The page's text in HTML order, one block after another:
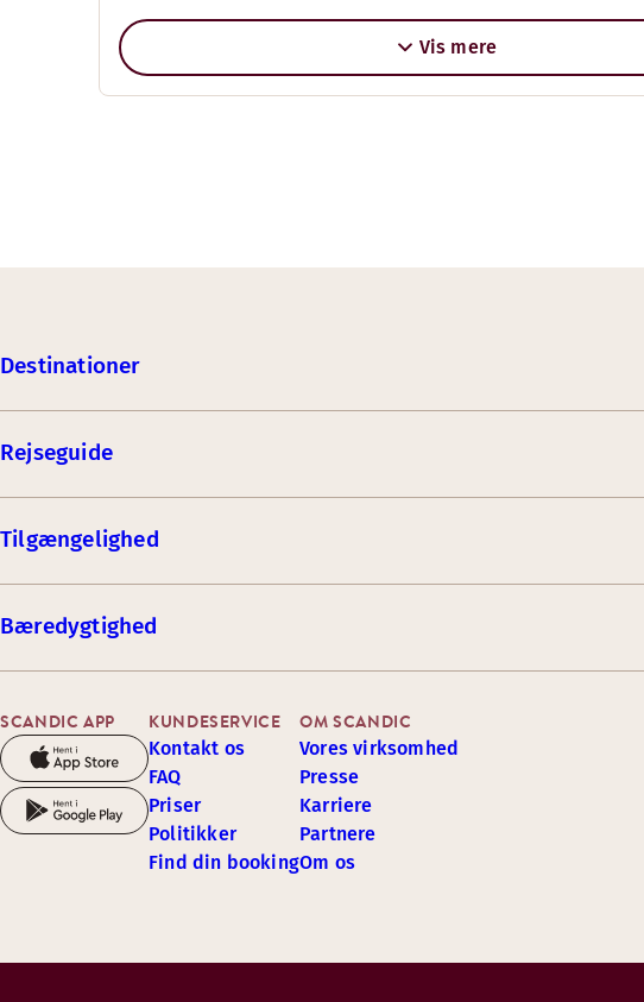
Vis mere
Destinationer
Rejseguide
Tilgængelighed
Bæredygtighed
SCANDIC APP KUNDESERVICE
Kontakt os
FAQ
Priser
Politikker
Find din booking
OM SCANDIC
Vores virksomhed
Presse
Karriere
Partnere
Om os